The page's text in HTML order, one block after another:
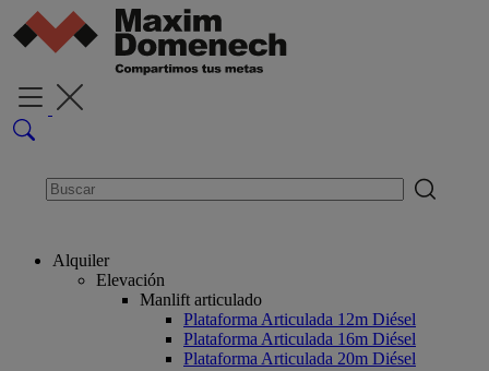
Alquiler
Elevación
Manlift articulado
Plataforma Articulada 12m Diésel
Plataforma Articulada 16m Diésel
Plataforma Articulada 20m Diésel